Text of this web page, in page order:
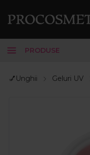
PRODUSE
💅Unghii Geluri UV